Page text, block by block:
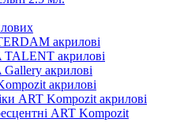
акрилові
TALENT акрилові
акрилові
акрилові
ART Kompozit акрилові
ART Kompozit